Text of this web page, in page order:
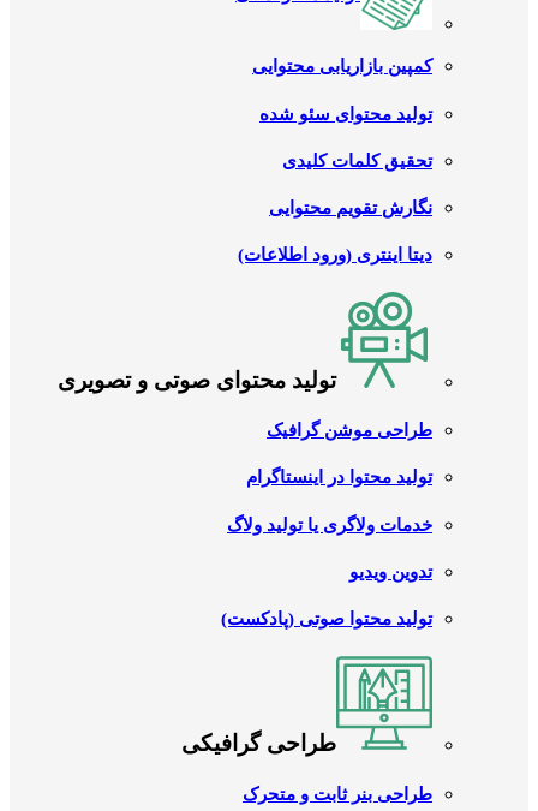
کمپین بازاریابی محتوایی
تولید محتوای سئو شده
تحقیق کلمات کلیدی
نگارش تقویم محتوایی
دیتا اینتری (ورود اطلاعات)
تولید محتوای صوتی و تصویری
طراحی موشن گرافیک
تولید محتوا در اینستاگرام
خدمات ولاگری یا تولید ولاگ
تدوین ویدیو
تولید محتوا صوتی (پادکست)
طراحی گرافیکی
طراحی بنر ثابت و متحرک